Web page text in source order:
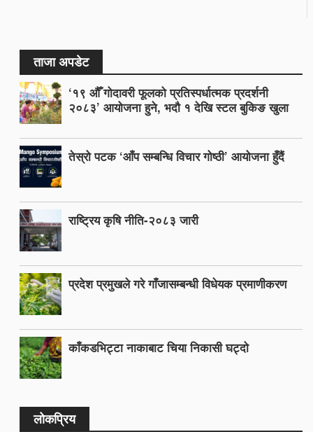
ताजा अपडेट
‘१९ औँ गोदावरी फूलको प्रतिस्पर्धात्मक प्रदर्शनी
२०८३’ आयोजना हुने, भदौ १ देखि स्टल बुकिङ खुला
तेस्रो पटक ‘आँप सम्बन्धि विचार गोष्ठी’ आयोजना हुँदैं
राष्ट्रिय कृषि नीति-२०८३ जारी
प्रदेश प्रमुखले गरे गाँजासम्बन्धी विधेयक प्रमाणीकरण
काँकडभिट्टा नाकाबाट चिया निकासी घट्दो
लोकप्रिय